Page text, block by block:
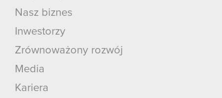
Nasz biznes
Inwestorzy
Zrównoważony rozwój
Media
Kariera